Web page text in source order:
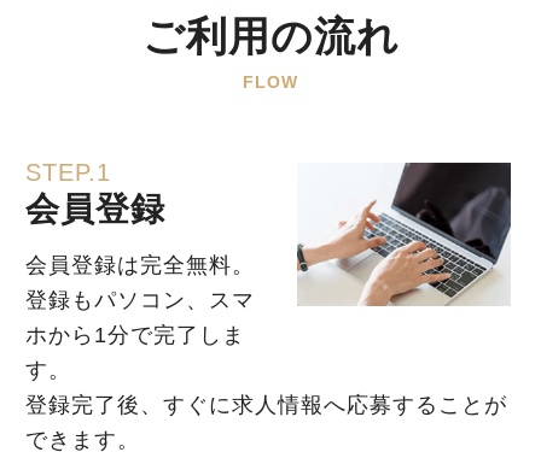
ご利用の流れ
FLOW
STEP.1
会員登録
会員登録は完全無料。
登録もパソコン、スマ
ホから1分で完了しま
す。
登録完了後、すぐに求人情報へ応募することが
できます。